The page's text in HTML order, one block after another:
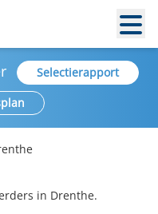
Selectierapport
in Drenthe.